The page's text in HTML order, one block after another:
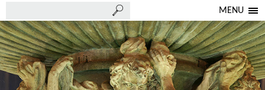
MENU